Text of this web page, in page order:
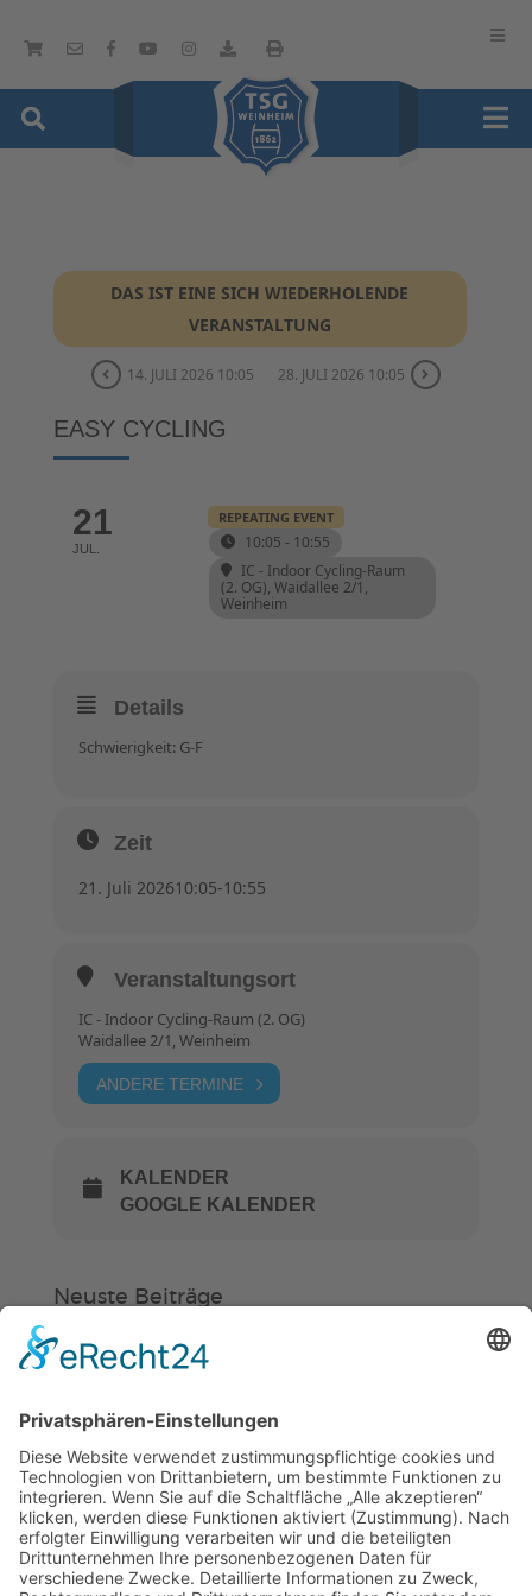
DAS IST EINE SICH WIEDERHOLENDE
VERANSTALTUNG
14. JULI 2026 10:05 28. JULI 2026 10:05
EASY CYCLING
21
JUL.
REPEATING EVENT
10:05 - 10:55
IC - Indoor Cycling-Raum
(2. OG), Waidallee 2/1,
Weinheim
Details
Schwierigkeit: G-F
Zeit
21. Juli 202610:05-10:55
Veranstaltungsort
IC - Indoor Cycling-Raum (2. OG)
Waidallee 2/1, Weinheim
ANDERE TERMINE
KALENDER
GOOGLE KALENDER
Neuste Beiträge
Verein
Schwimmabzeichen“
Sommercamps: Fußball, Tanz oder
Hockey